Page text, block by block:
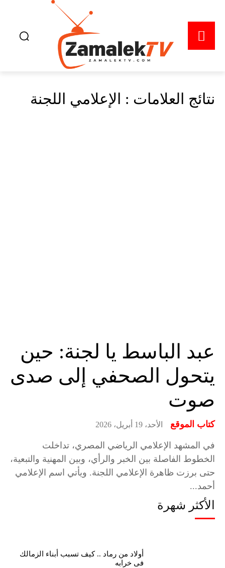
نتائج العلامات : الإعلامي اللجنة
عبد الباسط يا لجنة: حين
يتحول الصحفي إلى صدى
صوت
كتاب الموقع الأحد، 19 أبريل، 2026
في المشهد الإعلامي الرياضي المصري، تداخلت
الخطوط الفاصلة بين الخبر والرأي، وبين المهنية والتبعية،
حتى برزت ظاهرة الإعلامي اللجنة. ويأتي اسم الإعلامي
أحمد...
الأكثر شهرة
أولاد من رماد .. كيف تسبب أبناء الزمالك
فى خرابه